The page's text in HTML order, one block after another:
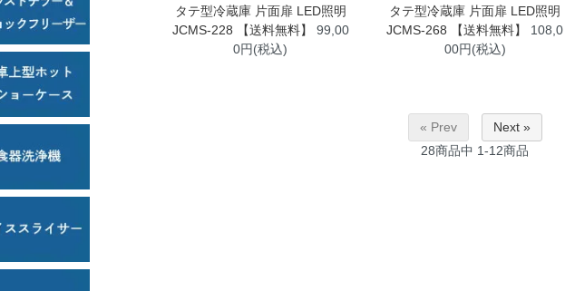
タテ型冷蔵庫 片面扉 LED照明
JCMS-228 【送料無料】
99,00
0円(税込)
タテ型冷蔵庫 片面扉 LED照明
JCMS-268 【送料無料】
108,0
00円(税込)
« Prev
Next »
28商品中 1-12商品